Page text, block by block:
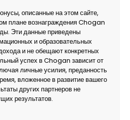
описанные на этом сайте,
плане вознаграждения Chogan
Эти данные приведены
и образовательных
и не обещают конкретных
успех в Chogan зависит от
личные усилия, преданность
вложенное в развитие вашего
других партнеров не
результатов.